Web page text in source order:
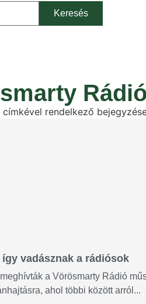
Rádió
címkével rendelkező
vadásznak a rádiósok
a Vörösmarty Rádió
ahol többi között arról...